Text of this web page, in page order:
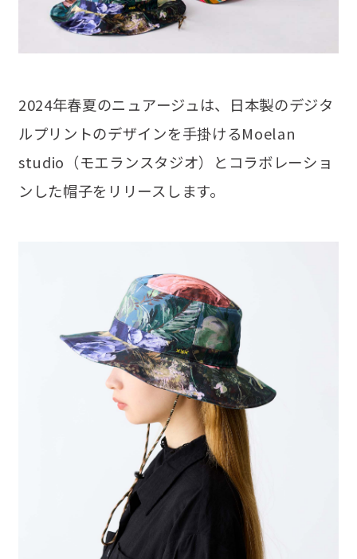
2024年春夏のニュアージュは、日本製のデジタ
ルプリントのデザインを手掛けるMoelan
studio（モエランスタジオ）とコラボレーショ
ンした帽子をリリースします。